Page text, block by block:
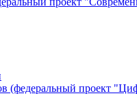
(федеральный проект